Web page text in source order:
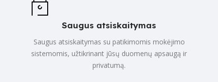
Saugus atsiskaitymas
Saugus atsiskaitymas su patikimomis mokėjimo
sistemomis, užtikrinant jūsų duomenų apsaugą ir
privatumą.